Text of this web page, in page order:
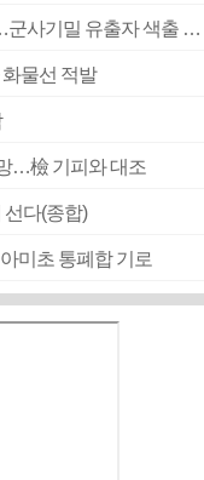
‘탄약 부족 사태’ 보도에 격노한 트럼프…군사기밀 유출자 색출 지시
물선 적발
…檢 기피와 대조
다(종합)
미초 통폐합 기로